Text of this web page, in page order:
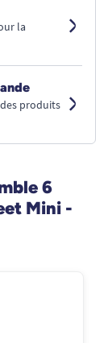
la
produits
6
Mini -